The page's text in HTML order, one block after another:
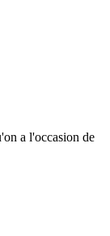
a l'occasion de